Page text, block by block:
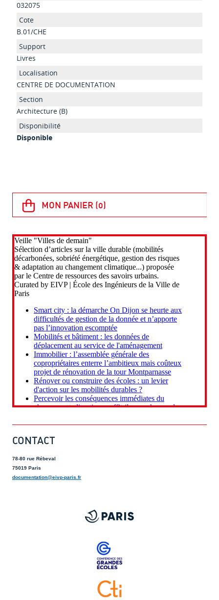
032075
B.01/CHE
Livres
CENTRE DE DOCUMENTATION
Architecture (B)
Disponible
CONTACT
78-80 rue Rébeval
75019 Paris
documentation@eivp-paris.fr